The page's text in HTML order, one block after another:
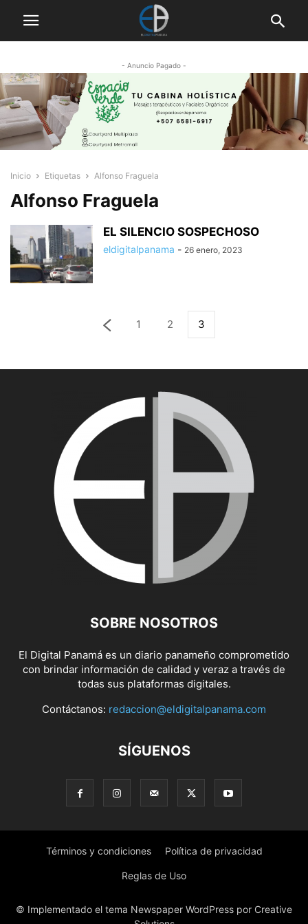
- Anuncio Pagado -
Inicio Etiquetas Alfonso Fraguela
Alfonso Fraguela
EL SILENCIO SOSPECHOSO
eldigitalpanama - 26 enero, 2023
1 2 3
SOBRE NOSOTROS
El Digital Panamá es un diario panameño comprometido
con brindar información de calidad y veraz a través de
todas sus plataformas digitales.
Contáctanos: redaccion@eldigitalpanama.com
SÍGUENOS
Términos y condiciones Política de privacidad
Reglas de Uso
© Implementado el tema Newspaper WordPress por Creative